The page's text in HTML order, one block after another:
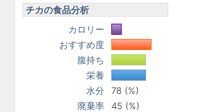
チカの食品分析
カロリー
おすすめ度
腹持ち
栄養
水分
78 (%)
廃棄率
45 (%)